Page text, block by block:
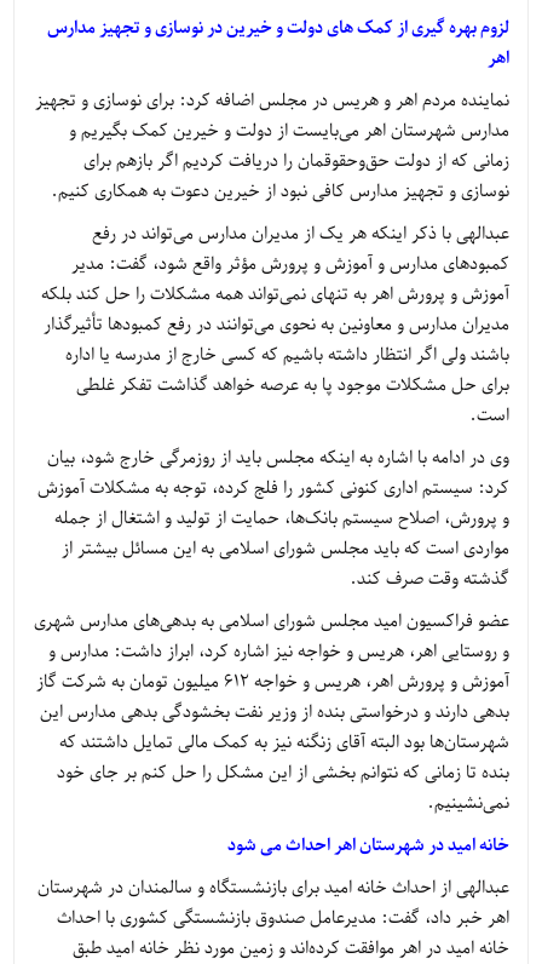
لزوم بهره گیری از کمک های دولت و خیرین در نوسازی و تجهیز مدارس
اهر
نماینده مردم اهر و هریس در مجلس اضافه کرد: برای نوسازی و تجهیز
مدارس شهرستان اهر می‌بایست از دولت و خیرین کمک بگیریم و
زمانی که از دولت حق‌وحقوقمان را دریافت کردیم اگر بازهم برای
نوسازی و تجهیز مدارس کافی نبود از خیرین دعوت به همکاری کنیم.
عبدالهی با ذکر اینکه هر یک از مدیران مدارس می‌تواند در رفع
کمبودهای مدارس و آموزش و پرورش مؤثر واقع شود، گفت: مدیر
آموزش و پرورش اهر به تنهای نمی‌تواند همه مشکلات را حل کند بلکه
مدیران مدارس و معاونین به نحوی می‌توانند در رفع کمبودها تأثیرگذار
باشند ولی اگر انتظار داشته باشیم که کسی خارج از مدرسه یا اداره
برای حل مشکلات موجود پا به عرصه خواهد گذاشت تفکر غلطی
است.
وی در ادامه با اشاره به اینکه مجلس باید از روزمرگی خارج شود، بیان
کرد: سیستم اداری کنونی کشور را فلج کرده، توجه به مشکلات آموزش
و پرورش، اصلاح سیستم بانک‌ها، حمایت از تولید و اشتغال از جمله
مواردی است که باید مجلس شورای اسلامی به این مسائل بیشتر از
گذشته وقت صرف کند.
عضو فراکسیون امید مجلس شورای اسلامی به بدهی‌های مدارس شهری
و روستایی اهر، هریس و خواجه نیز اشاره کرد، ابراز داشت: مدارس و
آموزش و پرورش اهر، هریس و خواجه 612 میلیون تومان به شرکت گاز
بدهی دارند و درخواستی بنده از وزیر نفت بخشودگی بدهی مدارس این
شهرستان‌ها بود البته آقای زنگنه نیز به کمک مالی تمایل داشتند که
بنده تا زمانی که نتوانم بخشی از این مشکل را حل کنم بر جای خود
نمی‌نشینیم.
خانه امید در شهرستان اهر احداث می شود
عبدالهی از احداث خانه امید برای بازنشستگاه و سالمندان در شهرستان
اهر خبر داد، گفت: مدیرعامل صندوق بازنشستگی کشوری با احداث
خانه امید در اهر موافقت کرده‌اند و زمین مورد نظر خانه امید طبق